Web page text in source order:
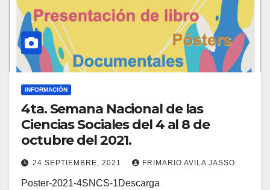
INFORMACIÓN
4ta. Semana Nacional de las
Ciencias Sociales del 4 al 8 de
octubre del 2021.
24 SEPTIEMBRE, 2021 FRIMARIO AVILA JASSO
Poster-2021-4SNCS-1Descarga